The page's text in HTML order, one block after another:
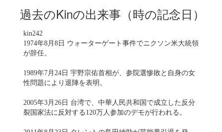
過去のKinの出来事（時の記念日）
kin242
1974年8月8日 ウォーターゲート事件でニクソン米大統領
が辞任。
1989年7月24日 宇野宗佑首相が、参院選惨敗と自身の女
性問題により退陣を表明。
2005年3月26日 台湾で、中華人民共和国で成立した反分
裂国家法に反対する120万人参加のデモが行われる。